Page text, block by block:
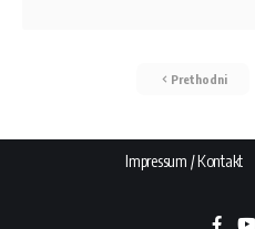
Prethodni
Impressum / Kontakt